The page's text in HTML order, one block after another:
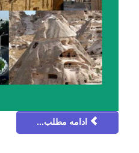
ادامه مطلب...